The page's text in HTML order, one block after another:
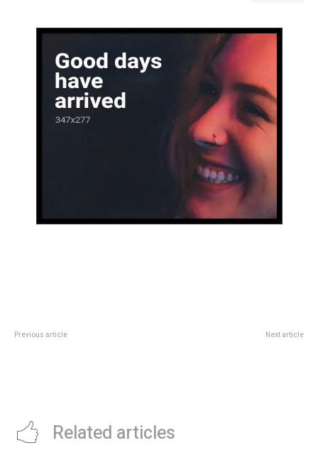
Previous article Next article
Related articles